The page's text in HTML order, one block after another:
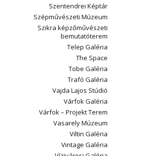
Szentendrei Képtár
Szépművészeti Múzeum
Szikra képzőművészeti
bemutatóterem
Telep Galéria
The Space
Tobe Galéria
Trafó Galéria
Vajda Lajos Stúdió
Várfok Galéria
Várfok – Projekt Terem
Vasarely Múzeum
Viltin Galéria
Vintage Galéria